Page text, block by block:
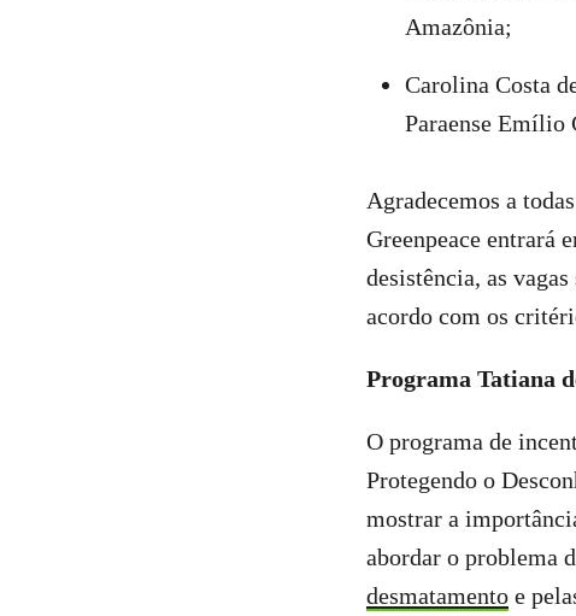
Amazônia;
Carolina Costa
Paraense Emílio
Agradecemos a
Greenpeace entrará
desistência, as
acordo com os
Programa Tatiana
O programa de
Protegendo o
mostrar a
abordar o problema
desmatamento e